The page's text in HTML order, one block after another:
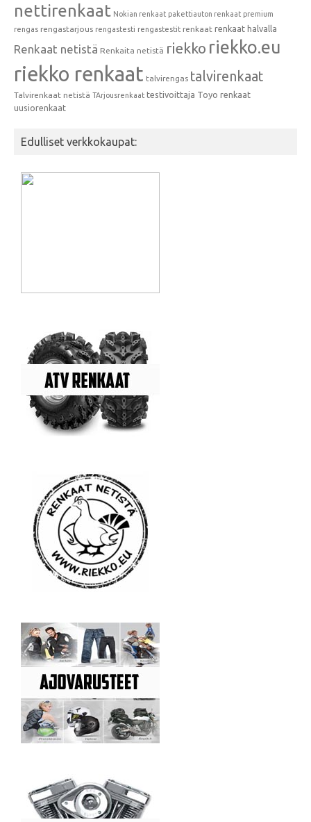
nettirenkaat Nokian renkaat pakettiauton renkaat premium
rengas rengastarjous rengastesti rengastestit renkaat renkaat halvalla
Renkaat netistä Renkaita netistä riekko riekko.eu
riekko renkaat talvirengas talvirenkaat
Talvirenkaat netistä TArjousrenkaat testivoittaja Toyo renkaat
uusiorenkaat
Edulliset verkkokaupat: